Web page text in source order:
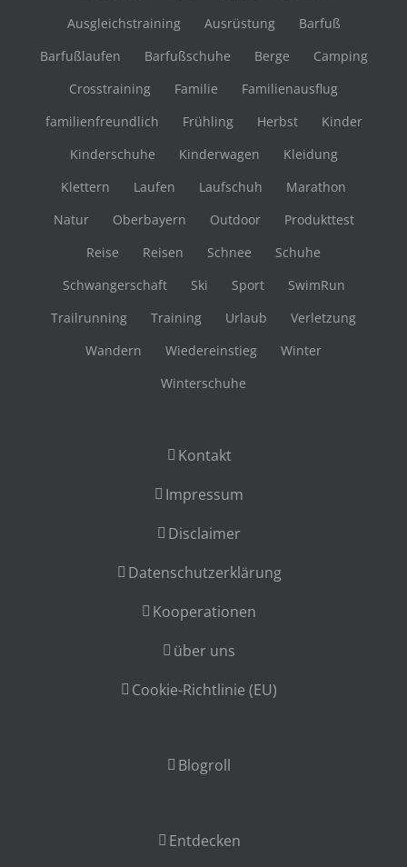
Ausgleichstraining
Ausrüstung
Barfuß
Barfußlaufen
Barfußschuhe Berge
Camping
Crosstraining
Familie
Familienausflug
familienfreundlich
Frühling Herbst
Kinder
Kinderschuhe
Kinderwagen
Kleidung
Klettern
Laufen Laufschuh
Marathon
Natur
Oberbayern Outdoor
Produkttest
Reise
Reisen Schnee
Schuhe
Schwangerschaft
Ski Sport
SwimRun
Trailrunning
Training Urlaub
Verletzung
Wandern
Wiedereinstieg
Winter
Winterschuhe
Kontakt
Impressum
Disclaimer
Datenschutzerklärung
Kooperationen
über uns
Cookie-Richtlinie (EU)
Blogroll
Entdecken